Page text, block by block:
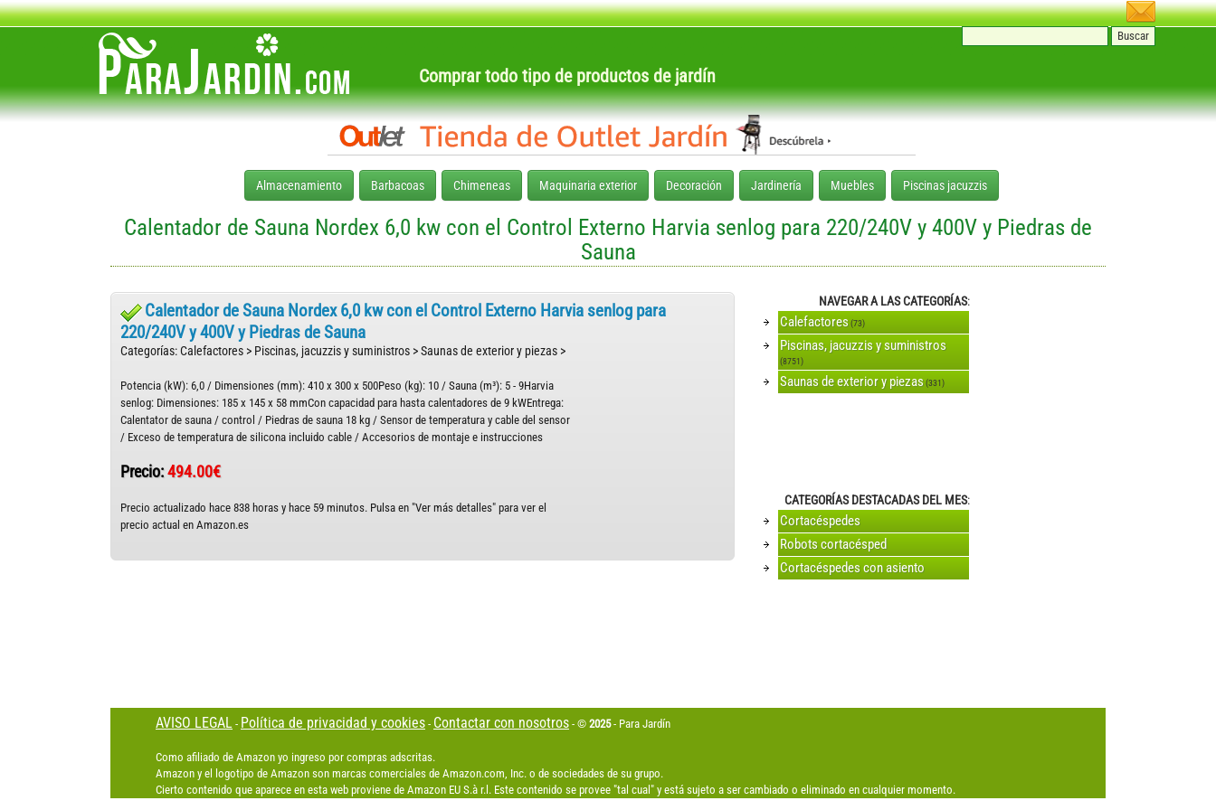
Comprar todo tipo de productos de jardín
Almacenamiento Barbacoas Chimeneas Maquinaria exterior Decoración Jardinería Muebles Piscinas jacuzzis
Calentador de Sauna Nordex 6,0 kw con el Control Externo Harvia senlog para 220/240V y 400V y Piedras de
Sauna
Calentador de Sauna Nordex 6,0 kw con el Control Externo Harvia senlog para
220/240V y 400V y Piedras de Sauna
Categorías: Calefactores > Piscinas, jacuzzis y suministros > Saunas de exterior y piezas >
Potencia (kW): 6,0 / Dimensiones (mm): 410 x 300 x 500Peso (kg): 10 / Sauna (m³): 5 - 9Harvia
senlog: Dimensiones: 185 x 145 x 58 mmCon capacidad para hasta calentadores de 9 kWEntrega:
Calentator de sauna / control / Piedras de sauna 18 kg / Sensor de temperatura y cable del sensor
/ Exceso de temperatura de silicona incluido cable / Accesorios de montaje e instrucciones
Precio:494.00€
Precio actualizado hace 838 horas y hace 59 minutos. Pulsa en "Ver más detalles" para ver el
precio actual en Amazon.es
NAVEGAR A LAS CATEGORÍAS:
Calefactores(73)
Piscinas, jacuzzis y suministros
(8751)
Saunas de exterior y piezas(331)
CATEGORÍAS DESTACADAS DEL MES:
Cortacéspedes
Robots cortacésped
Cortacéspedes con asiento
AVISO LEGAL - Política de privacidad y cookies - Contactar con nosotros - © 2025- Para Jardín
Como afiliado de Amazon yo ingreso por compras adscritas.
Amazon y el logotipo de Amazon son marcas comerciales de Amazon.com, Inc. o de sociedades de su grupo.
Cierto contenido que aparece en esta web proviene de Amazon EU S.à r.l. Este contenido se provee "tal cual" y está sujeto a ser cambiado o eliminado en cualquier momento.